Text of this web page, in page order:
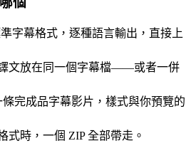
字幕格式，逐種語言輸出，直接上
文放在同一個字幕檔——或者一併
條完成品字幕影片，樣式與你預覽的
式時，一個 ZIP 全部帶走。